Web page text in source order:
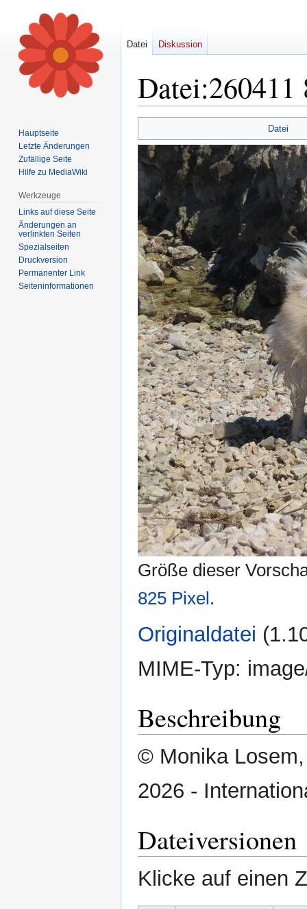
Datei:260411
Navigation
springen
Suche
springen
Datei
Größe dieser
825 Pixel.
Originaldatei
MIME-Typ:
Beschreibung
© Monika
2026 -
Dateiversionen
Klicke auf einen
Datei Diskussion
Hauptseite
Letzte Änderungen
Zufällige Seite
Hilfe zu MediaWiki
Werkzeuge
Links auf diese Seite
Änderungen an
verlinkten Seiten
Spezialseiten
Druckversion
Permanenter Link
Seiten­informationen